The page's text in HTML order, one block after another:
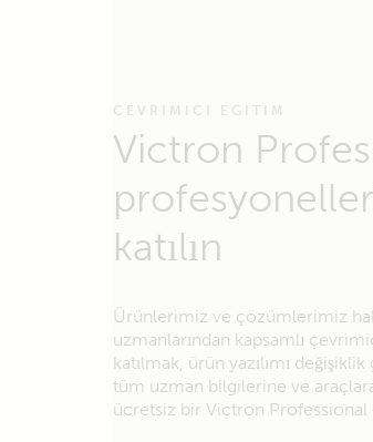
CEVRIMICI EGITIM
Victron
katılın
Ürünlerimiz ve çözümlerimiz
uzmanlarından kapsamlı
katılmak, ürün yazılımı
tüm uzman bilgilerine ve
ücretsiz bir Victron Professional